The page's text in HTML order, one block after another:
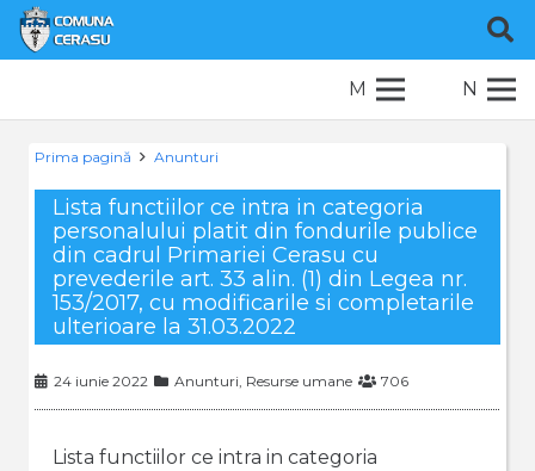
M N
Prima pagină Anunturi
Lista functiilor ce intra in categoria
personalului platit din fondurile publice
din cadrul Primariei Cerasu cu
prevederile art. 33 alin. (1) din Legea nr.
153/2017, cu modificarile si completarile
ulterioare la 31.03.2022
24 iunie 2022 Anunturi, Resurse umane 706
Lista functiilor ce intra in categoria